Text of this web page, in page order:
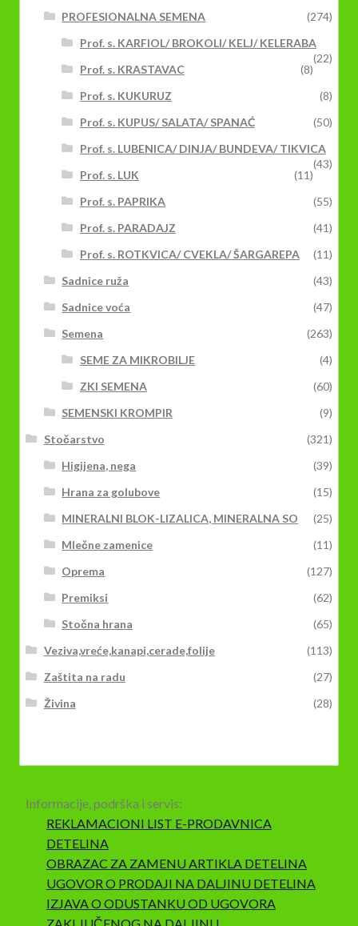
PROFESIONALNA SEMENA
(274)
Prof. s. KARFIOL/ BROKOLI/ KELJ/ KELERABA
(22)
Prof. s. KRASTAVAC
(8)
Prof. s. KUKURUZ
(8)
Prof. s. KUPUS/ SALATA/ SPANAĆ
(50)
Prof. s. LUBENICA/ DINJA/ BUNDEVA/ TIKVICA
(43)
Prof. s. LUK
(11)
Prof. s. PAPRIKA
(55)
Prof. s. PARADAJZ
(41)
Prof. s. ROTKVICA/ CVEKLA/ ŠARGAREPA
(11)
Sadnice ruža
(43)
Sadnice voća
(47)
Semena
(263)
SEME ZA MIKROBILJE
(4)
ZKI SEMENA
(60)
SEMENSKI KROMPIR
(9)
Stočarstvo
(321)
Higijena, nega
(39)
Hrana za golubove
(15)
MINERALNI BLOK-LIZALICA, MINERALNA SO
(25)
Mlečne zamenice
(11)
Oprema
(127)
Premiksi
(62)
Stočna hrana
(65)
Veziva,vreće,kanapi,cerade,folije
(113)
Zaštita na radu
(27)
Živina
(28)
Informacije, podrška i servis:
REKLAMACIONI LIST E-PRODAVNICA
DETELINA
OBRAZAC ZA ZAMENU ARTIKLA DETELINA
UGOVOR O PRODAJI NA DALJINU DETELINA
IZJAVA O ODUSTANKU OD UGOVORA